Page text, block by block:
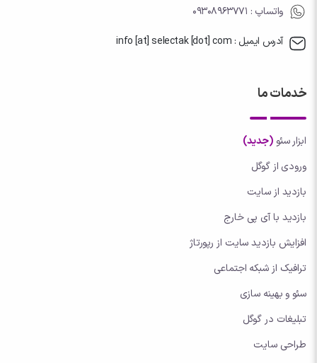
واتساپ : 09308963771
آدرس ایمیل : info [at] selectak [dot] com
خدمات ما
ابزار سئو (جدید)
ورودی از گوگل
بازدید از سایت
بازدید با آی پی خارج
افزایش بازدید سایت از رپورتاژ
ترافیک از شبکه اجتماعی
سئو و بهینه سازی
تبلیغات در گوگل
طراحی سایت